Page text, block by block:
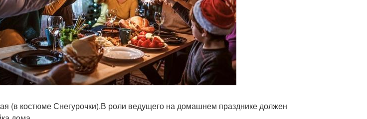
(в костюме Снегурочки).В роли ведущего на домашнем празднике должен